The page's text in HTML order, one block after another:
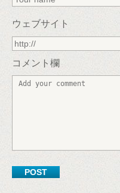
ウェブサイト
コメント欄